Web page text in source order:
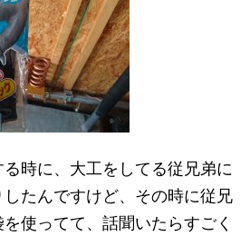
時に、大工をしてる従兄弟に
たんですけど、その時に従兄
使ってて、話聞いたらすごく